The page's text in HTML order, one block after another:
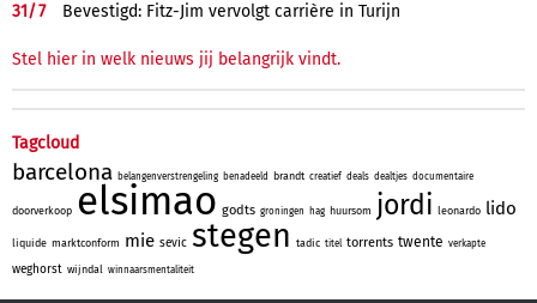
31/7 Bevestigd: Fitz-Jim vervolgt carrière in Turijn
Stel hier in welk nieuws jij belangrijk vindt.
Tagcloud
barcelona belangenverstrengeling benadeeld brandt creatief deals dealtjes documentaire
doorverkoop elsimao godts groningen hag huursom jordi leonardo lido
liquide marktconform mie sevic stegen tadic titel torrents twente verkapte
weghorst wijndal winnaarsmentaliteit